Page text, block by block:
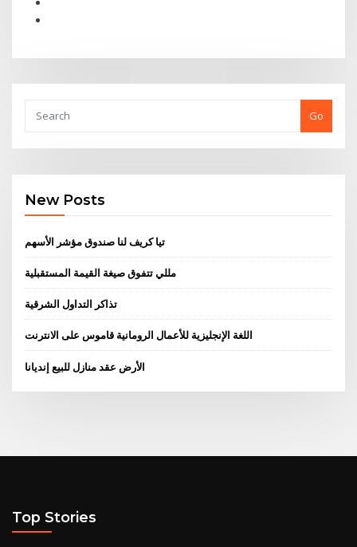
Go
New Posts
تيا كريف لنا صندوق مؤشر الأسهم
مللي تتفوق صيغة القيمة المستقبلية
تذاكر التداول الشرقية
اللغة الإنجليزية للأعمال الرومانية قاموس على الانترنت
الأرض عقد منازل للبيع إنديانا
Top Stories